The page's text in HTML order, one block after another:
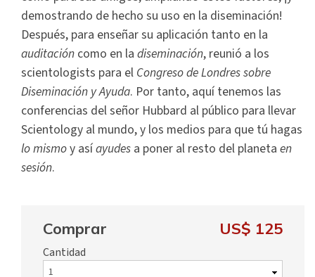
demostrando de hecho su uso en la diseminación!
Después, para enseñar su aplicación tanto en la
auditación como en la diseminación, reunió a los
scientologists para el Congreso de Londres sobre
Diseminación y Ayuda. Por tanto, aquí tenemos las
conferencias del señor Hubbard al público para llevar
Scientology al mundo, y los medios para que tú hagas
lo mismoy asíayudes a poner al resto del planeta en
sesión.
Comprar US$ 125
Cantidad